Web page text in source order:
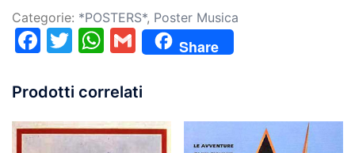
Categorie: *POSTERS*, Poster Musica
Facebook
Twitter
WhatsApp
Gmail
Share
Prodotti correlati